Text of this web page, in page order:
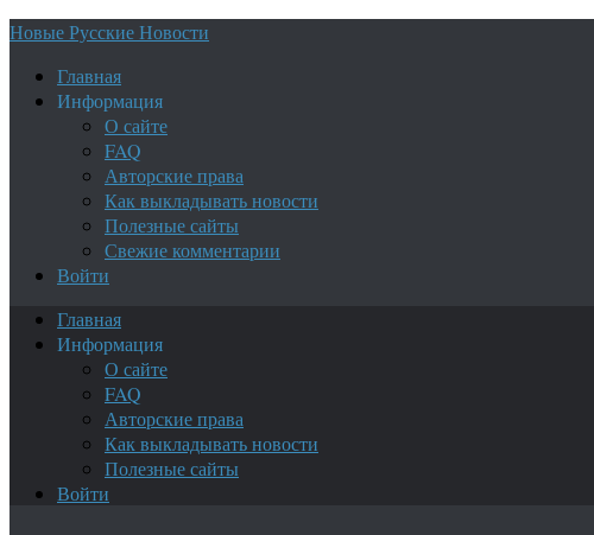
Новые Русские Новости
Главная
Информация
О сайте
FAQ
Авторские права
Как выкладывать новости
Полезные сайты
Свежие комментарии
Войти
Главная
Информация
О сайте
FAQ
Авторские права
Как выкладывать новости
Полезные сайты
Войти